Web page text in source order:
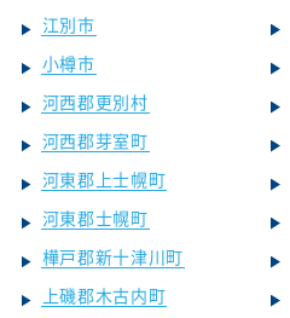
江別市
小樽市
河西郡更別村
河西郡芽室町
河東郡上士幌町
河東郡士幌町
樺戸郡新十津川町
上磯郡木古内町